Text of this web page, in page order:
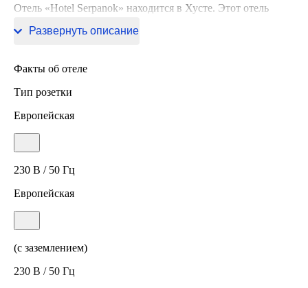
Отель «Hotel Serpanok» находится в Хусте. Этот отель
Развернуть описание
Факты об отеле
Тип розетки
Европейская
230 В / 50 Гц
Европейская
(с заземлением)
230 В / 50 Гц